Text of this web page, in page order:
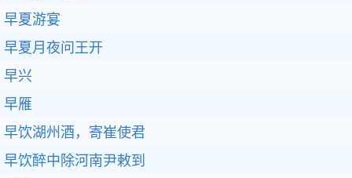
早夏游宴
早夏月夜问王开
早兴
早雁
早饮湖州酒，寄崔使君
早饮醉中除河南尹敕到